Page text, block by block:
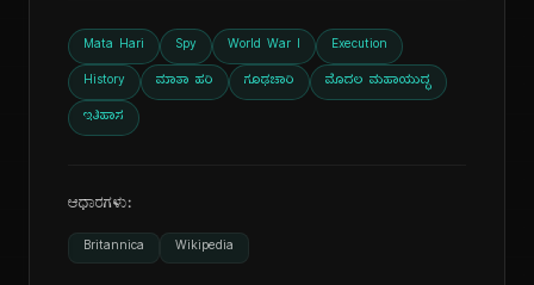
Mata Hari Spy World War I Execution
History ಮಾತಾ ಹರಿ ಗೂಢಚಾರಿ ಮೊದಲ ಮಹಾಯುದ್ಧ
ಇತಿಹಾಸ
ಆಧಾರಗಳು:
Britannica Wikipedia